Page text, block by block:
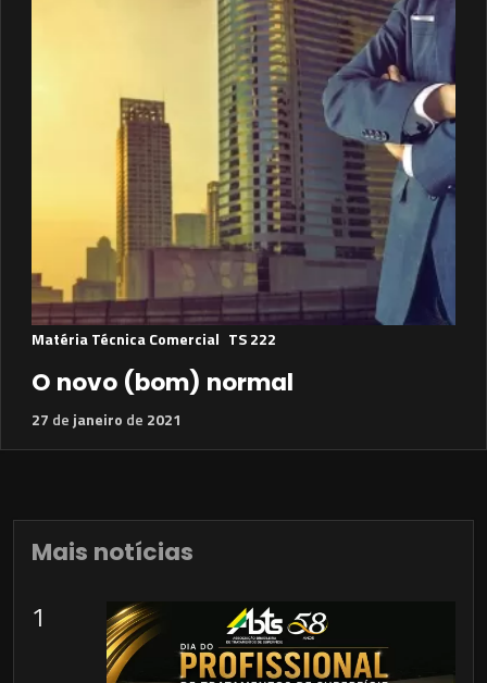
Matéria Técnica Comercial TS 222
O novo (bom) normal
27 de janeiro de 2021
Mais notícias
1